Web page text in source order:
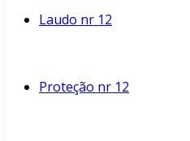
Laudo nr 12
Proteção nr 12